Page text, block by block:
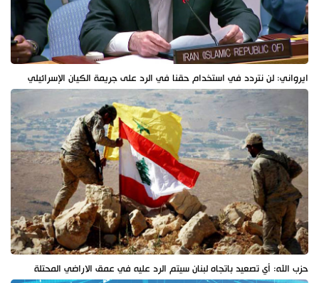
ايرواني: لن نتردد في استخدام حقنا في الرد على جريمة الكيان الإسرائيلي
حزب الله: أي تصعيد باتجاه لبنان سيتم الرد عليه في عمق الاراضي المحتلة